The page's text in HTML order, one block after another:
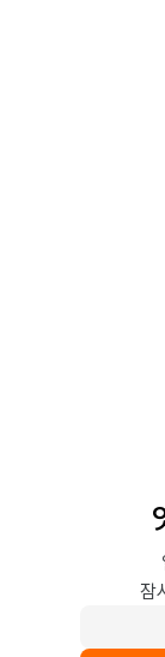
잠